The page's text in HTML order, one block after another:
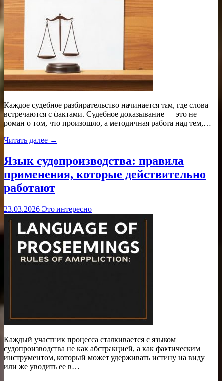
Каждое судебное разбирательство начинается там, где слова
встречаются с фактами. Судебное доказывание — это не
роман о том, что произошло, а методичная работа над тем,…
Читать далее →
Язык судопроизводства: правила
применения, которые действительно
работают
23.03.2026 Это интересно
Каждый участник процесса сталкивается с языком
судопроизводства не как абстракцией, а как фактическим
инструментом, который может удерживать истину на виду
или же уводить ее в…